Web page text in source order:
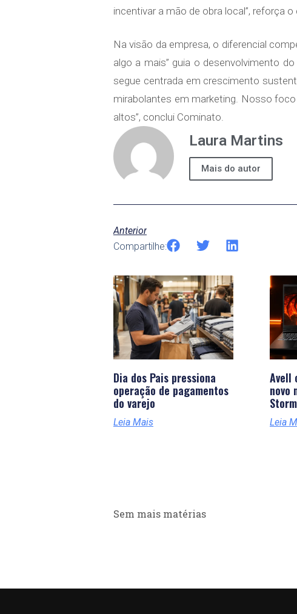
incentivar a mão de obra local”, reforça o
Na visão da empresa, o diferencial
algo a mais” guia o desenvolvimento
segue centrada em crescimento
mirabolantes em marketing. Nosso
altos”, conclui Cominato.
Laura Martins
Mais do autor
Anterior
Compartilhe:
Dia dos Pais pressiona
operação de pagamentos
do varejo
Leia Mais
Avell
novo
Storm
Leia
Sem mais matérias